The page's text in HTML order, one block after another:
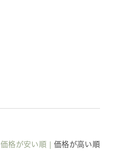
価格が安い順 価格が高い順